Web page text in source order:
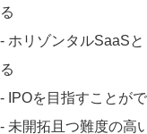
る
- ホリゾンタルSaaS
る
- IPOを目指すことが
- 未開拓且つ難度の高